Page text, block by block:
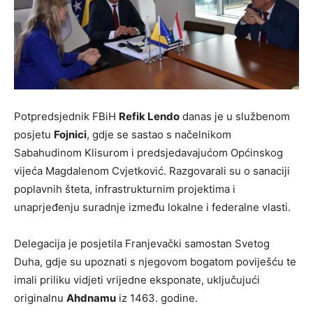
Potpredsjednik FBiH Refik Lendo danas je u službenom
posjetu Fojnici, gdje se sastao s načelnikom
Sabahudinom Klisurom i predsjedavajućom Općinskog
vijeća Magdalenom Cvjetković. Razgovarali su o sanaciji
poplavnih šteta, infrastrukturnim projektima i
unaprjeđenju suradnje između lokalne i federalne vlasti.
Delegacija je posjetila Franjevački samostan Svetog
Duha, gdje su upoznati s njegovom bogatom poviješću te
imali priliku vidjeti vrijedne eksponate, uključujući
originalnu Ahdnamu iz 1463. godine.